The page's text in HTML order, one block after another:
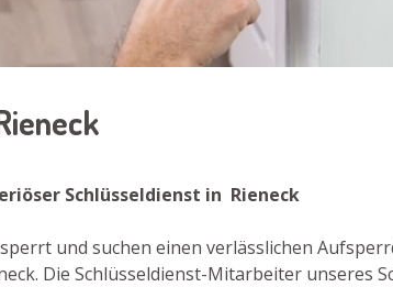
Schlüsseldienst in Rieneck
und suchen einen verlässlichen
Die Schlüsseldienst-Mitarbeiter unseres